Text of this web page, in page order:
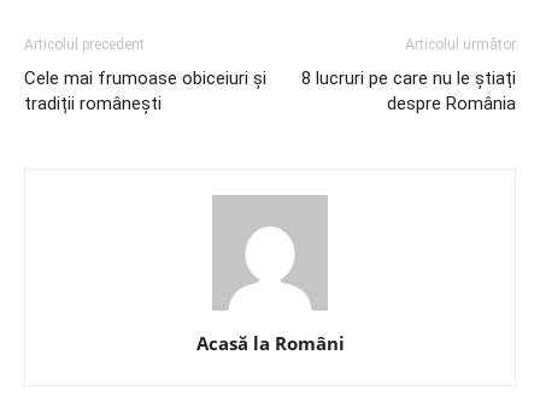
Articolul precedent
Cele mai frumoase obiceiuri și
tradiții românești
Articolul următor
8 lucruri pe care nu le știați
despre România
Acasă la Români